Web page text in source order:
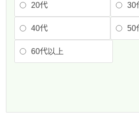
20代 30
40代 50
60代以上